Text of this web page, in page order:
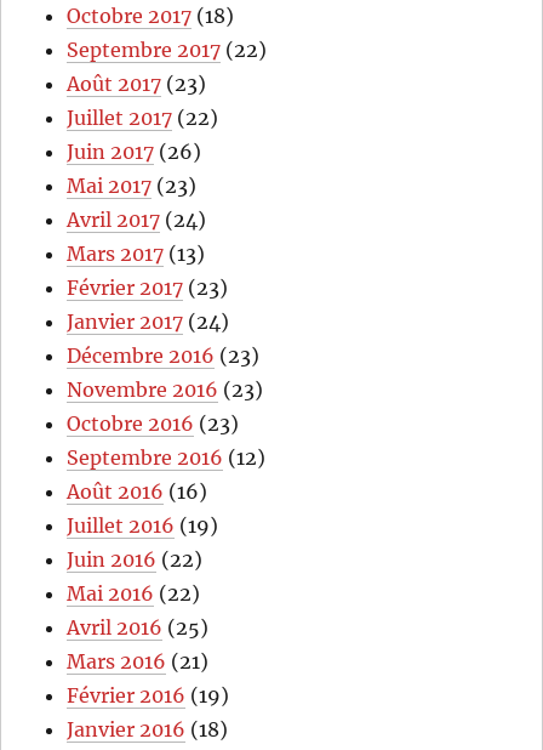
Octobre 2017 (18)
Septembre 2017 (22)
Août 2017 (23)
Juillet 2017 (22)
Juin 2017 (26)
Mai 2017 (23)
Avril 2017 (24)
Mars 2017 (13)
Février 2017 (23)
Janvier 2017 (24)
Décembre 2016 (23)
Novembre 2016 (23)
Octobre 2016 (23)
Septembre 2016 (12)
Août 2016 (16)
Juillet 2016 (19)
Juin 2016 (22)
Mai 2016 (22)
Avril 2016 (25)
Mars 2016 (21)
Février 2016 (19)
Janvier 2016 (18)